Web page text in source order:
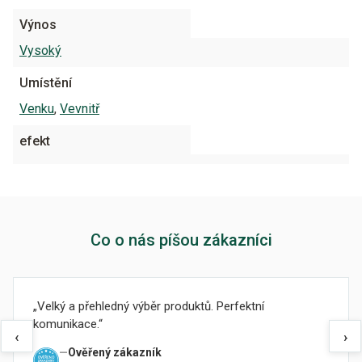
Výnos
Vysoký
Umístění
Venku, Vevnitř
efekt
Co o nás píšou zákazníci
‹
Velký a přehledný výběr produktů. Perfektní
komunikace.
Ověřený zákazník
›